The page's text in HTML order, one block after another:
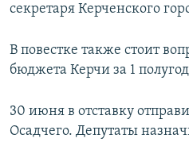
КРЫМ.НЕПОКОРЕННЫЙ
УКРАИНСКАЯ ПРОБЛЕМА КРЫМА
секретаря Керченского
В повестке также стоит
бюджета Керчи за 1
30 июня в отставку
Осадчего. Депутаты